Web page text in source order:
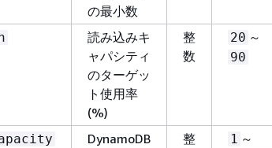
の最小数
読み込みキ
ャパシティ
のターゲッ
ト使用率
(%)
整
数
20 ～
90
DynamoDB
整
1 ～